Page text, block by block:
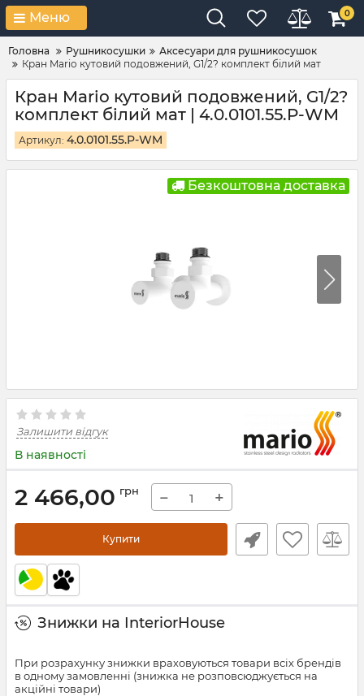
Меню 0
Головна Рушникосушки
Аксесуари для рушникосушок
Кран Mario кутовий подовжений, G1/2? комплект білий мат
Кран Mario кутовий подовжений, G1/2?
комплект білий мат | 4.0.0101.55.P-WM
Артикул: 4.0.0101.55.P-WM
Безкоштовна доставка
Залишити відгук
В наявності
2 466,00 грн − +
Купити
Знижки на InteriorHouse
При розрахунку знижки враховуються товари всіх брендів
в одному замовленні (знижка не розповсюджується на
акційні товари)